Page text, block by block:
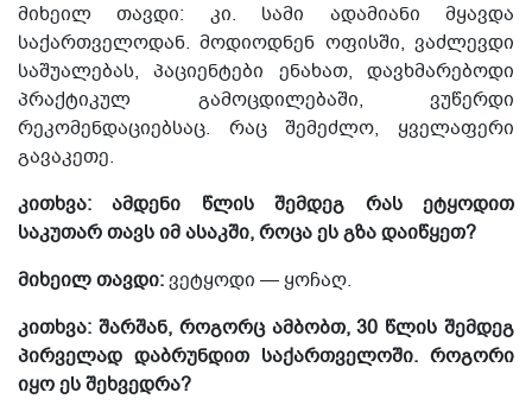
მიხეილ თავდი: კი. სამი ადამიანი მყავდა
საქართველოდან. მოდიოდნენ ოფისში, ვაძლევდი
საშუალებას, პაციენტები ენახათ, დავხმარებოდი
პრაქტიკულ გამოცდილებაში, ვუწერდი
რეკომენდაციებსაც. რაც შემეძლო, ყველაფერი
გავაკეთე.
კითხვა: ამდენი წლის შემდეგ რას ეტყოდით
საკუთარ თავს იმ ასაკში, როცა ეს გზა დაიწყეთ?
მიხეილ თავდი:ვეტყოდი — ყოჩაღ.
კითხვა: შარშან, როგორც ამბობთ, 30 წლის შემდეგ
პირველად დაბრუნდით საქართველოში. როგორი
იყო ეს შეხვედრა?